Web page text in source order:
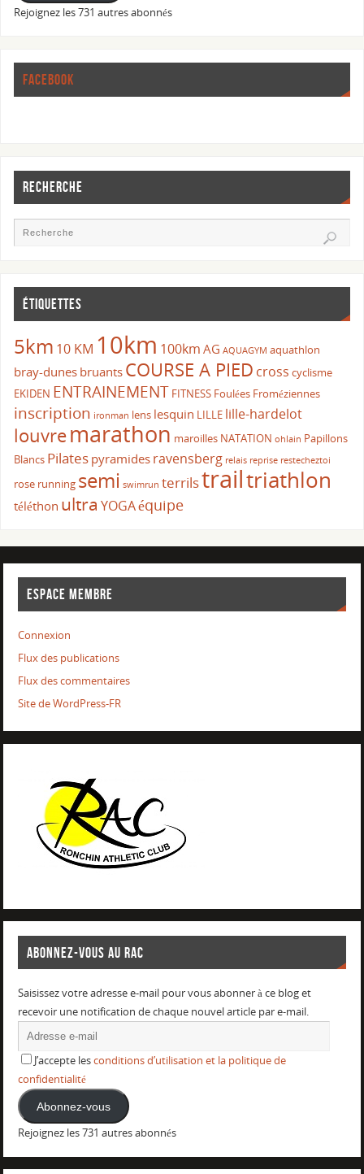
Rejoignez les 731 autres abonnés
FACEBOOK
RECHERCHE
ÉTIQUETTES
5km 10 KM 10km 100km AG AQUAGYM aquathlon
bray-dunes bruants COURSE A PIED cross cyclisme
EKIDEN ENTRAINEMENT FITNESS Foulées Froméziennes
inscription ironman lens lesquin LILLE lille-hardelot
louvremarathon maroilles NATATION ohlain Papillons
Blancs Pilates pyramides ravensberg relais reprise restecheztoi
rose running semi swimrun terrilstrailtriathlon
téléthon ultra YOGAéquipe
ESPACE MEMBRE
Connexion
Flux des publications
Flux des commentaires
Site de WordPress-FR
ABONNEZ-VOUS AU RAC
Saisissez votre adresse e-mail pour vous abonner à ce blog et
recevoir une notification de chaque nouvel article par e-mail.
J’accepte lesconditions d’utilisation et la politique de
confidentialité
Abonnez-vous
Rejoignez les 731 autres abonnés